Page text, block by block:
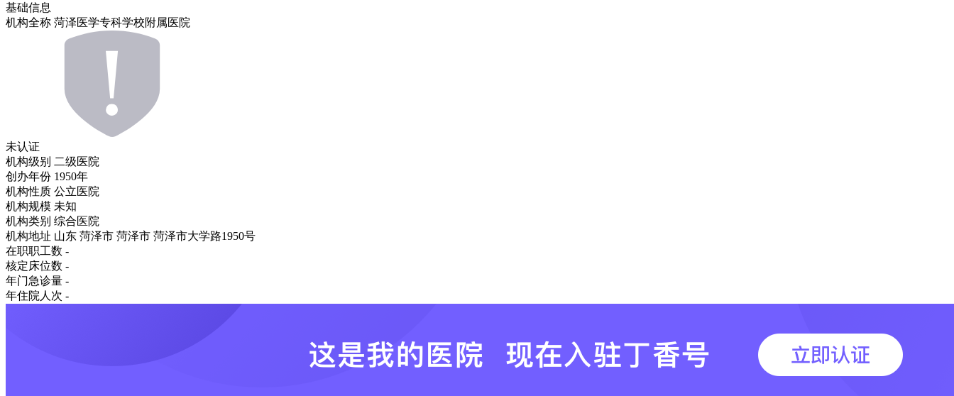
基础信息
机构全称 菏泽医学专科学校附属医院
未认证
机构级别 二级医院
创办年份 1950年
机构性质 公立医院
机构规模 未知
机构类别 综合医院
机构地址 山东 菏泽市 菏泽市 菏泽市大学路1950号
在职职工数 -
核定床位数 -
年门急诊量 -
年住院人次 -